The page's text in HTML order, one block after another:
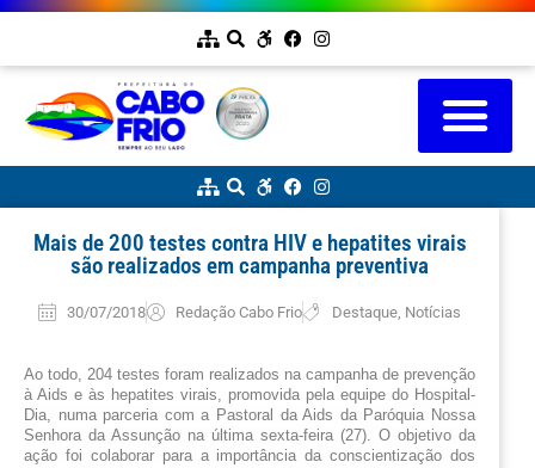
Mais de 200 testes contra HIV e hepatites virais
são realizados em campanha preventiva
30/07/2018 Redação Cabo Frio Destaque, Notícias
Ao todo, 204 testes foram realizados na campanha de prevenção
à Aids e às hepatites virais, promovida pela equipe do Hospital-
Dia, numa parceria com a Pastoral da Aids da Paróquia Nossa
Senhora da Assunção na última sexta-feira (27). O objetivo da
ação foi colaborar para a importância da conscientização dos